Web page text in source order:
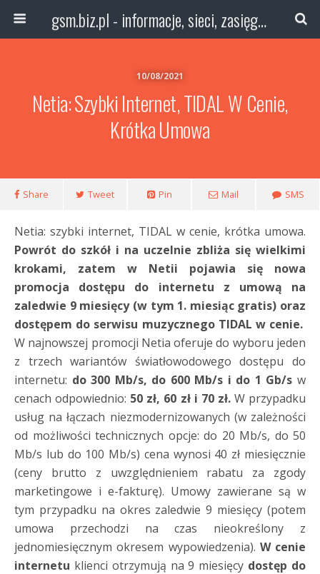
gsm.biz.pl - informacje, sieci, zasięg technologie
10/08/2021
Netia: Szybki Internet, TIDAL W Cenie,
Krótka Umowa
Share Tweet Pin Mail SMS
Netia: szybki internet, TIDAL w cenie, krótka umowa.
Powrót do szkół i na uczelnie zbliża się wielkimi
krokami, zatem w Netii pojawia się nowa
promocja dostępu do internetu z umową na
zaledwie 9 miesięcy (w tym 1. miesiąc gratis) oraz
dostępem do serwisu muzycznego TIDAL w cenie.
W najnowszej promocji Netia oferuje do wyboru jeden
z trzech wariantów światłowodowego dostępu do
internetu: do 300 Mb/s, do 600 Mb/s i do 1 Gb/s w
cenach odpowiednio: 50 zł, 60 zł i 70 zł. W przypadku
usług na łączach niezmodernizowanych (w zależności
od możliwości technicznych opcje: do 20 Mb/s, do 50
Mb/s lub do 100 Mb/s) cena wynosi 40 zł miesięcznie
(ceny brutto z uwzględnieniem rabatu za zgody
marketingowe i e-fakturę). Umowy zawierane są w
tym przypadku na okres zaledwie 9 miesięcy (potem
umowa przechodzi na czas nieokreślony z
jednomiesięcznym okresem wypowiedzenia). W cenie
internetu klienci otrzymują na 9 miesięcy dostęp do